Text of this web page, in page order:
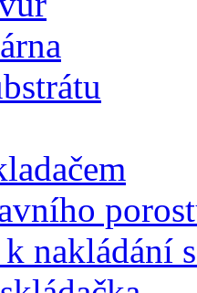
nakládání